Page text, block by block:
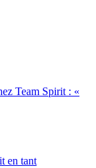
Team Spirit : «
en tant